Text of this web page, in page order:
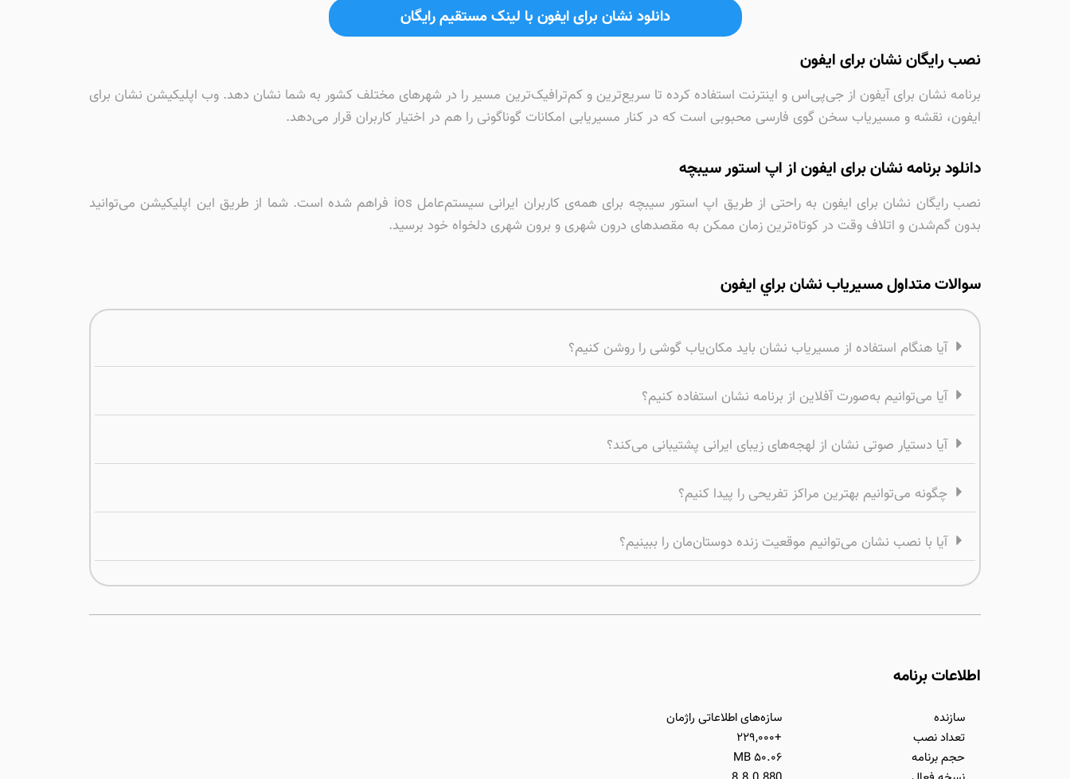
دانلود نشان برای ایفون با لینک مستقیم رایگان
نصب رایگان نشان برای ایفون
برنامه نشان برای آیفون از جی‌پی‌اس و اینترنت استفاده کرده تا سریع‌ترین و کم‌ترافیک‌ترین مسیر را در شهرهای مختلف کشور به شما نشان دهد. وب اپلیکیشن نشان برای
ایفون، نقشه و مسیریاب سخن گوی فارسی محبوبی است که در کنار مسیریابی امکانات گوناگونی را هم در اختیار کاربران قرار می‌دهد.
دانلود برنامه نشان برای ایفون از اپ استور سیبچه
نصب رایگان نشان برای ایفون به راحتی از طریق اپ استور سیبچه برای همه‌ی کاربران ایرانی سیستم‌عامل ios فراهم شده است. شما از طریق این اپلیکیشن می‌‌توانید
بدون گم‌شدن و اتلاف وقت در کوتاه‌ترین زمان ممکن به مقصدهای درون شهری و برون شهری دلخواه خود برسید.
سوالات متداول مسيرياب نشان براي ايفون
آیا هنگام استفاده از مسیریاب نشان باید مکان‌یاب گوشی را روشن کنیم؟
آیا می‌توانیم به‌صورت آفلاین از برنامه نشان استفاده کنیم؟
آیا دستیار صوتی نشان از لهجه‌های زیبای ایرانی پشتیبانی می‌کند؟
چگونه می‌توانیم بهترین مراکز تفریحی را پیدا کنیم؟
آیا با نصب نشان می‌توانیم موقعیت زنده دوستان‌مان را ببینیم؟
اطلاعات برنامه
سازه‌های اطلاعاتی راژمان
+۲۲۹,۰۰۰
۵۰.۰۶ MB
سازنده
تعداد نصب
حجم برنامه